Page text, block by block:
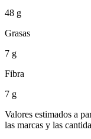
48 g
Grasas
7 g
Fibra
7 g
Valores estimados a
las marcas y las